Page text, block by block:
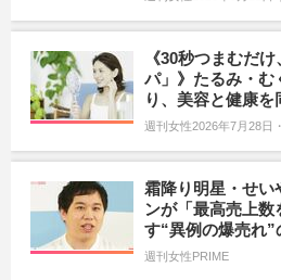
《30秒つまむだ
パ」》たるみ・む
り、美容と健康を
週刊女性2026年7月28日
霜降り明星・せい
ンが「最高売上数
す“異例の爆売れ”
週刊女性PRIME